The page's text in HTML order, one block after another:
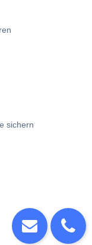
sichern